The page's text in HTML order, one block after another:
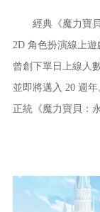
經典《魔力寶貝
2D 角色扮演線上遊
曾創下單日上線人
並即將邁入 20 週
正統《魔力寶貝：